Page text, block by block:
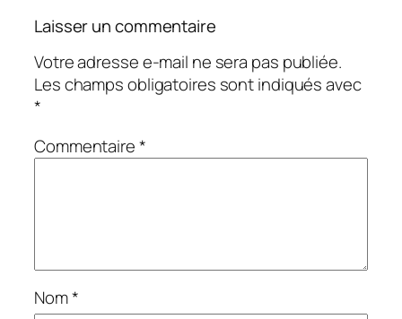
Laisser un commentaire
Votre adresse e-mail ne sera pas publiée.
Les champs obligatoires sont indiqués avec
*
Commentaire*
Nom*